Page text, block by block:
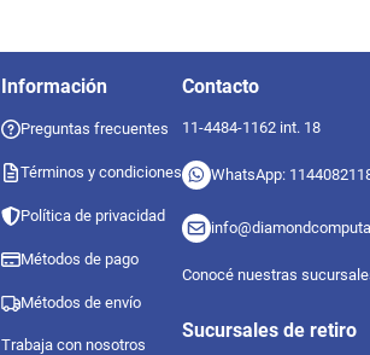
Información
Preguntas frecuentes
Términos y condiciones
Política de privacidad
Métodos de pago
Métodos de envío
Trabaja con nosotros
Contacto
11-4484-1162 int. 18
WhatsApp:
Conocé nuestras
Sucursales de retiro